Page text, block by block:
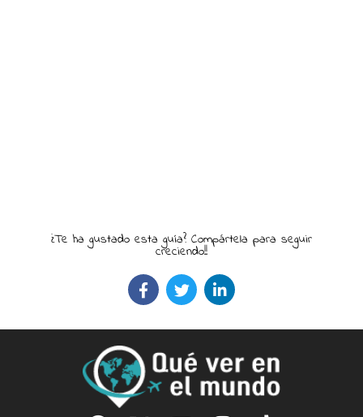
¿Te ha gustado esta guía? Compártela para seguir
creciendo!!